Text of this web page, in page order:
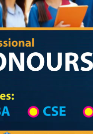
University Private
Division List